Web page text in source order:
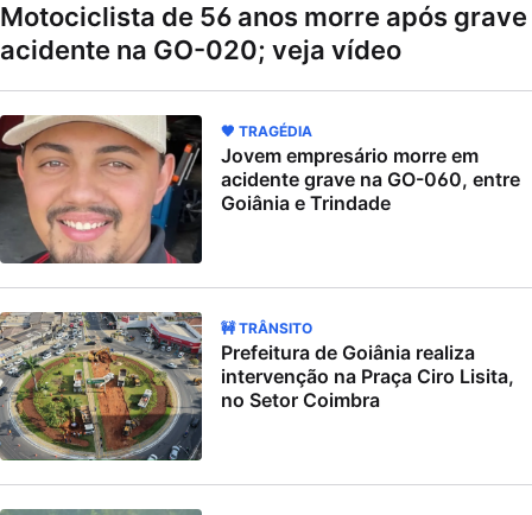
Motociclista de 56 anos morre após grave
acidente na GO-020; veja vídeo
🖤 TRAGÉDIA
Jovem empresário morre em
acidente grave na GO-060, entre
Goiânia e Trindade
🚧 TRÂNSITO
Prefeitura de Goiânia realiza
intervenção na Praça Ciro Lisita,
no Setor Coimbra